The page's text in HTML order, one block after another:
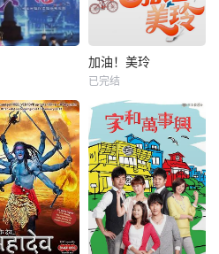
加油！美玲
已完结